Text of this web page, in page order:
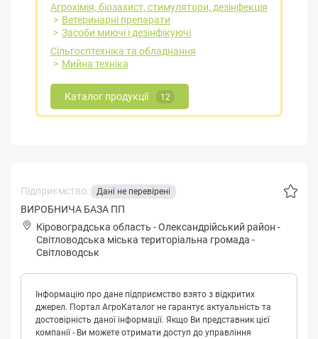
Агрохімія, біозахист, стимулятори, дезінфекція
Ветеринарні препарати
Засоби миючі і дезінфікуючі
Сільгосптехніка та обладнання
Мийна техніка
Каталог продукції 12
Підприємство: Дані не перевірені
ВИРОБНИЧА БАЗА ПП
Кіровоградська область -Олександрійський район -
Світлoвoдськa міська територіальна громада -
Світловодськ
Інформацію про дане підприємство взято з відкритих
джерел. Портал АгроКаталог не гарантує актуальність та
достовірність даної інформації. Якщо Ви представник цієї
компанії - Ви можете отримати доступ до управління